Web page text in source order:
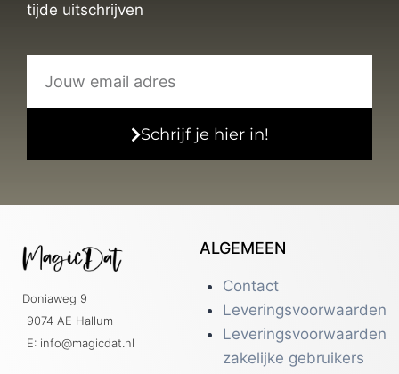
tijde uitschrijven
Schrijf je hier in!
Doniaweg 9
9074 AE Hallum
E: info@magicdat.nl
ALGEMEEN
Contact
Leveringsvoorwaarden
Leveringsvoorwaarden
zakelijke gebruikers